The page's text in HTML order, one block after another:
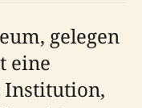
gelegen
eine
Institution,